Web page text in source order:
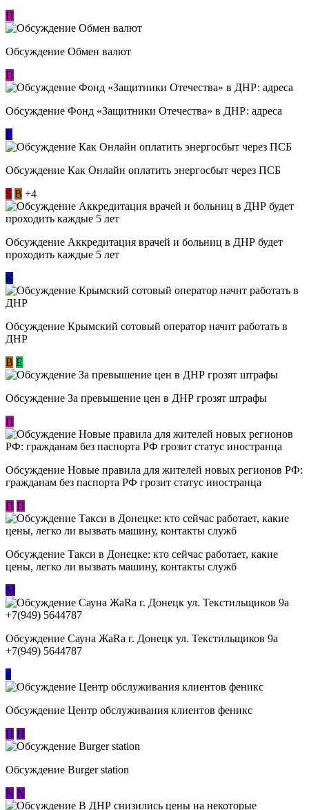
П
Обсуждение Обмен валют
П
Обсуждение Фонд «Защитники Отечества» в ДНР: адреса
L
Обсуждение ​Как Онлайн оплатить энергосбыт через ПСБ
S В +4
Обсуждение Аккредитация врачей и больниц в ДНР будет
проходить каждые 5 лет
К
Обсуждение Крымский сотовый оператор начнт работать в
ДНР
В E
Обсуждение За превышение цен в ДНР грозят штрафы
П
Обсуждение Новые правила для жителей новых регионов РФ:
гражданам без паспорта РФ грозит статус иностранца
П П
Обсуждение ​Такси в Донецке: кто сейчас работает, какие
цены, легко ли вызвать машину, контакты служб
М
Обсуждение Сауна ЖаRa г. Донецк ул. Текстильщиков 9а
+7(949) 5644787
к
Обсуждение Центр обслуживания клиентов феникс
Н Н
Обсуждение Burger station
N N